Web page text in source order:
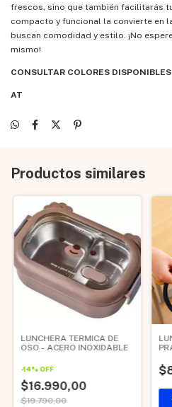
frescos, sino que también facilitarás
compacto y funcional la convierte en
buscan comodidad y estilo. ¡No
mismo!
CONSULTAR COLORES DISPONIBLES
AT
Productos similares
LUNCHERA TERMICA DE
OSO - ACERO INOXIDABLE
-14%OFF
$16.990,00
$19.790,00